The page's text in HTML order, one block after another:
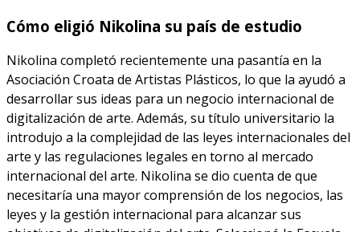
Cómo eligió Nikolina su país de estudio
Nikolina completó recientemente una pasantía en la
Asociación Croata de Artistas Plásticos, lo que la ayudó a
desarrollar sus ideas para un negocio internacional de
digitalización de arte. Además, su título universitario la
introdujo a la complejidad de las leyes internacionales del
arte y las regulaciones legales en torno al mercado
internacional del arte. Nikolina se dio cuenta de que
necesitaría una mayor comprensión de los negocios, las
leyes y la gestión internacional para alcanzar sus